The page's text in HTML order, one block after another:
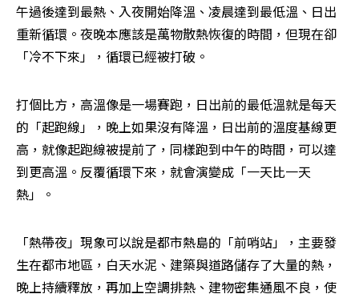
午過後達到最熱、入夜開始降溫、凌晨達到最低溫、日出
重新循環。夜晚本應該是萬物散熱恢復的時間，但現在卻
「冷不下來」，循環已經被打破。
打個比方，高溫像是一場賽跑，日出前的最低溫就是每天
的「起跑線」，晚上如果沒有降溫，日出前的溫度基線更
高，就像起跑線被提前了，同樣跑到中午的時間，可以達
到更高溫。反覆循環下來，就會演變成「一天比一天
熱」。
「熱帶夜」現象可以說是都市熱島的「前哨站」，主要發
生在都市地區，白天水泥、建築與道路儲存了大量的熱，
晚上持續釋放，再加上空調排熱、建物密集通風不良，使